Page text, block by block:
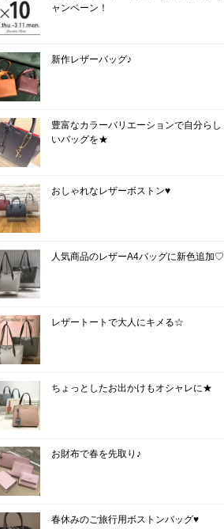
ャンペーン！
新作レザーバッグ♪
豊富なカラーバリエーションで自分らし
いバッグを★
おしゃれなレザーボストン♥
人気商品のレザーA4バッグに新色追加♡
レザートートで大人にキメる☆
ちょっとしたお出かけもオシャレに★
お財布で春を先取り♪
春休みのご旅行用ボストンバッグ♥